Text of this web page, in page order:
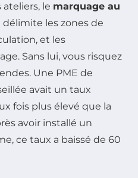
le marquage au
délimite les zones de
et les
Sans lui, vous risquez
Une PME de
avait un taux
fois plus élevé que la
avoir installé un
ce taux a baissé de 60